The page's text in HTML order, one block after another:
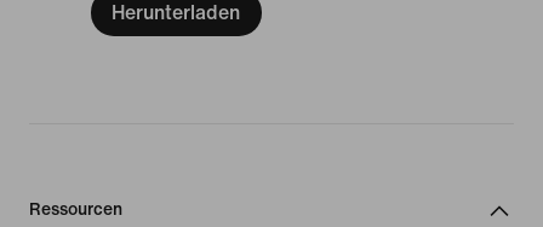
Herunterladen
Ressourcen